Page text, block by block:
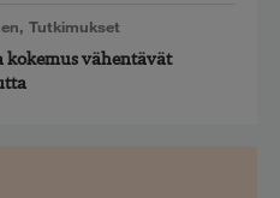
, Tutkimukset
vähentävät